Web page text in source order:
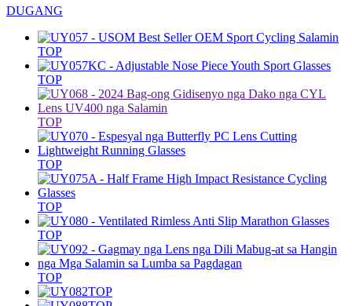
DUGANG
TOP
TOP
TOP
TOP
TOP
TOP
TOP
TOP